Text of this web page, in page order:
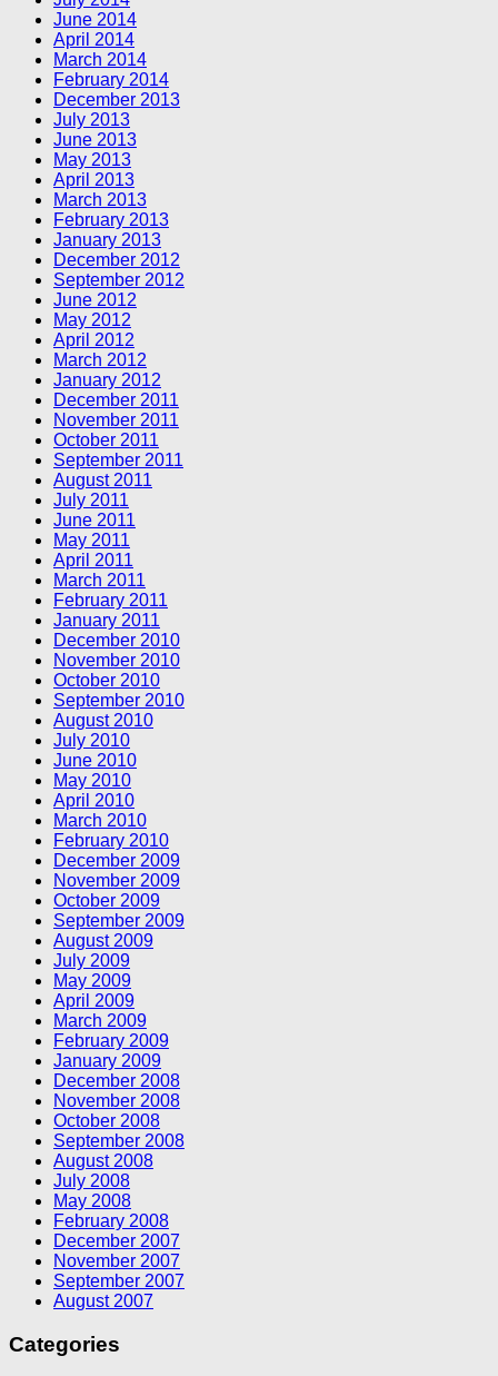
June 2014
April 2014
March 2014
February 2014
December 2013
July 2013
June 2013
May 2013
April 2013
March 2013
February 2013
January 2013
December 2012
September 2012
June 2012
May 2012
April 2012
March 2012
January 2012
December 2011
November 2011
October 2011
September 2011
August 2011
July 2011
June 2011
May 2011
April 2011
March 2011
February 2011
January 2011
December 2010
November 2010
October 2010
September 2010
August 2010
July 2010
June 2010
May 2010
April 2010
March 2010
February 2010
December 2009
November 2009
October 2009
September 2009
August 2009
July 2009
May 2009
April 2009
March 2009
February 2009
January 2009
December 2008
November 2008
October 2008
September 2008
August 2008
July 2008
May 2008
February 2008
December 2007
November 2007
September 2007
August 2007
Categories